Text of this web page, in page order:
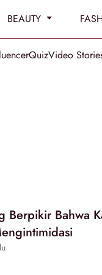
BEAUTY
QuizVideo
Berpikir Bahwa